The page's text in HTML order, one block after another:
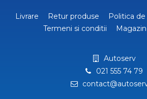
Livrare Retur produse
Politica
Termeni si conditii
Magazin
Autoserv
021 555 74 79